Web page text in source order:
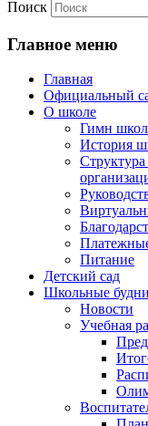
Поиск
Главное меню
Главная
Официальный
О школе
Гимн
История
Питание
Детский сад
Школьные будни
Новости
Учебная